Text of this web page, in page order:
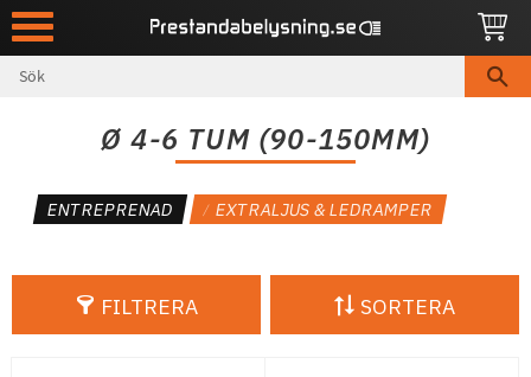
Meny
Ø 4-6 TUM (90-150MM)
ENTREPRENAD EXTRALJUS & LEDRAMPER
FILTRERA SORTERA